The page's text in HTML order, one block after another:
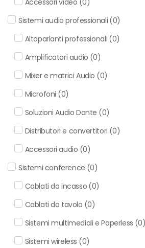
Accessori video (0)
Sistemi audio professionali (0)
Altoparlanti professionali (0)
Amplificatori audio (0)
Mixer e matrici Audio (0)
Microfoni (0)
Soluzioni Audio Dante (0)
Distributori e convertitori (0)
Accessori audio (0)
Sistemi conference (0)
Cablati da incasso (0)
Cablati da tavolo (0)
Sistemi multimediali e Paperless (0)
Sistemi wireless (0)